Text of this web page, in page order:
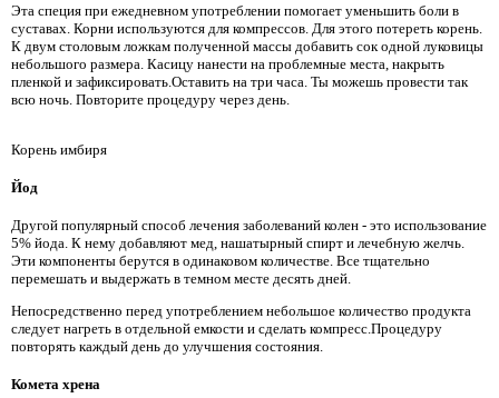
Эта специя при ежедневном употреблении помогает уменьшить боли в
суставах. Корни используются для компрессов. Для этого потереть корень.
К двум столовым ложкам полученной массы добавить сок одной луковицы
небольшого размера. Касицу нанести на проблемные места, накрыть
пленкой и зафиксировать.Оставить на три часа. Ты можешь провести так
всю ночь. Повторите процедуру через день.
Корень имбиря
Йод
Другой популярный способ лечения заболеваний колен - это использование
5% йода. К нему добавляют мед, нашатырный спирт и лечебную желчь.
Эти компоненты берутся в одинаковом количестве. Все тщательно
перемешать и выдержать в темном месте десять дней.
Непосредственно перед употреблением небольшое количество продукта
следует нагреть в отдельной емкости и сделать компресс.Процедуру
повторять каждый день до улучшения состояния.
Комета хрена